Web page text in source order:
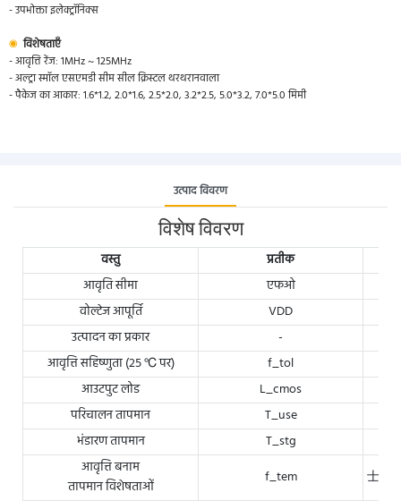
- उपभोक्ता इलेक्ट्रॉनिक्स
◉ विशेषताएँ
- आवृत्ति रेंज: 1MHz ~ 125MHz
- अल्ट्रा स्मॉल एसएमडी सीम सील क्रिस्टल थरथरानवाला
- पैकेज का आकार: 1.6*1.2, 2.0*1.6, 2.5*2.0, 3.2*2.5, 5.0*3.2, 7.0*5.0 मिमी
उत्पाद विवरण
विशेष विवरण
वस्तु
प्रतीक
आवृति सीमा
एफओ
वोल्टेज आपूर्ति
VDD
उत्पादन का प्रकार
-
आवृत्ति सहिष्णुता (25 ℃ पर)
f_tol
आउटपुट लोड
L_cmos
परिचालन तापमान
T_use
भंडारण तापमान
T_stg
आवृत्ति बनाम
तापमान विशेषताओं
f_tem 士